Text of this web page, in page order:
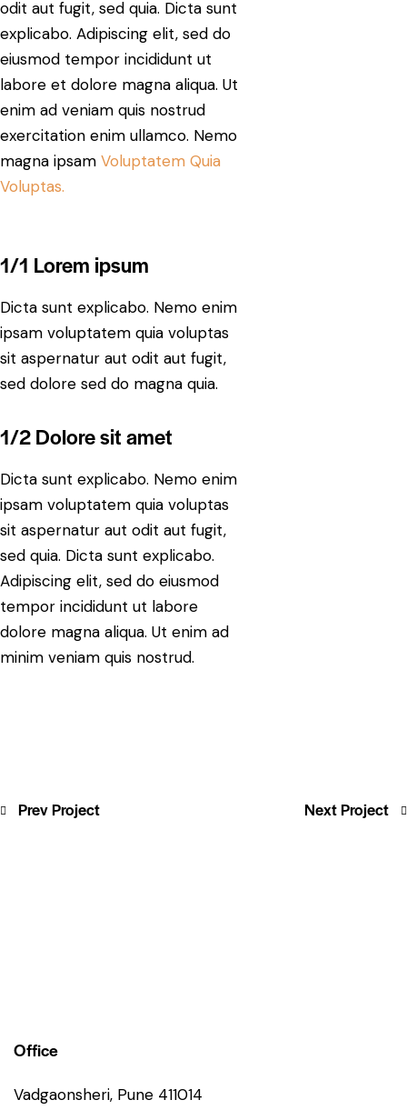
odit aut fugit, sed quia. Dicta sunt
explicabo. Adipiscing elit, sed do
eiusmod tempor incididunt ut
labore et dolore magna aliqua. Ut
enim ad veniam quis nostrud
exercitation enim ullamco. Nemo
magna ipsam Voluptatem Quia
Voluptas.
1/1 Lorem ipsum
Dicta sunt explicabo. Nemo enim
ipsam voluptatem quia voluptas
sit aspernatur aut odit aut fugit,
sed dolore sed do magna quia.
1/2 Dolore sit amet
Dicta sunt explicabo. Nemo enim
ipsam voluptatem quia voluptas
sit aspernatur aut odit aut fugit,
sed quia. Dicta sunt explicabo.
Adipiscing elit, sed do eiusmod
tempor incididunt ut labore
dolore magna aliqua. Ut enim ad
minim veniam quis nostrud.
Prev Project Next Project
Office
Vadgaonsheri, Pune 411014